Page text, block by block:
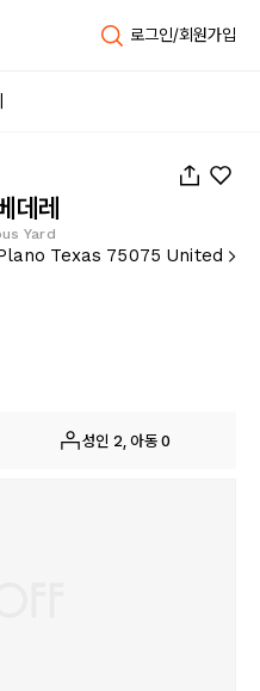
로그인/회원가입
데레
Yard
Texas 75075 United
성인 2, 아동 0